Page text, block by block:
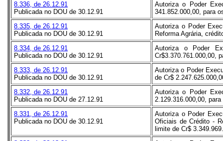
8.336, de 26.12.91
Publicada no DOU de 30.12.91
Autoriza o Poder
341.852.000,00, para
8.335, de 26.12.91
Publicada no DOU de 30.12.91
Autoriza o Poder
Reforma Agrária,
8.334, de 26.12.91
Publicada no DOU de 30.12.91
Autoriza o Poder
Cr$3.370.761.000,00,
8.333, de 26.12.91
Publicada no DOU de 30.12.91
Autoriza o Poder
de Cr$
8.332, de 26.12.91
Publicada no DOU de 27.12.91
Autoriza o Poder
2.129.316.000,00,
8.331, de 26.12.91
Publicada no DOU de 30.12.91
Autoriza o Poder
Oficiais de Crédito -
limite de Cr$